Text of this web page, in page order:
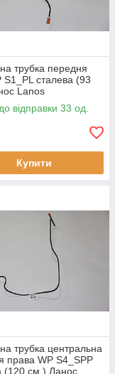
трубка передня
S1_PL сталева (93
Lanos
відправки 33 од.
Купити
трубка центральна
права WP S4_SPP
(120 см.) Ланос